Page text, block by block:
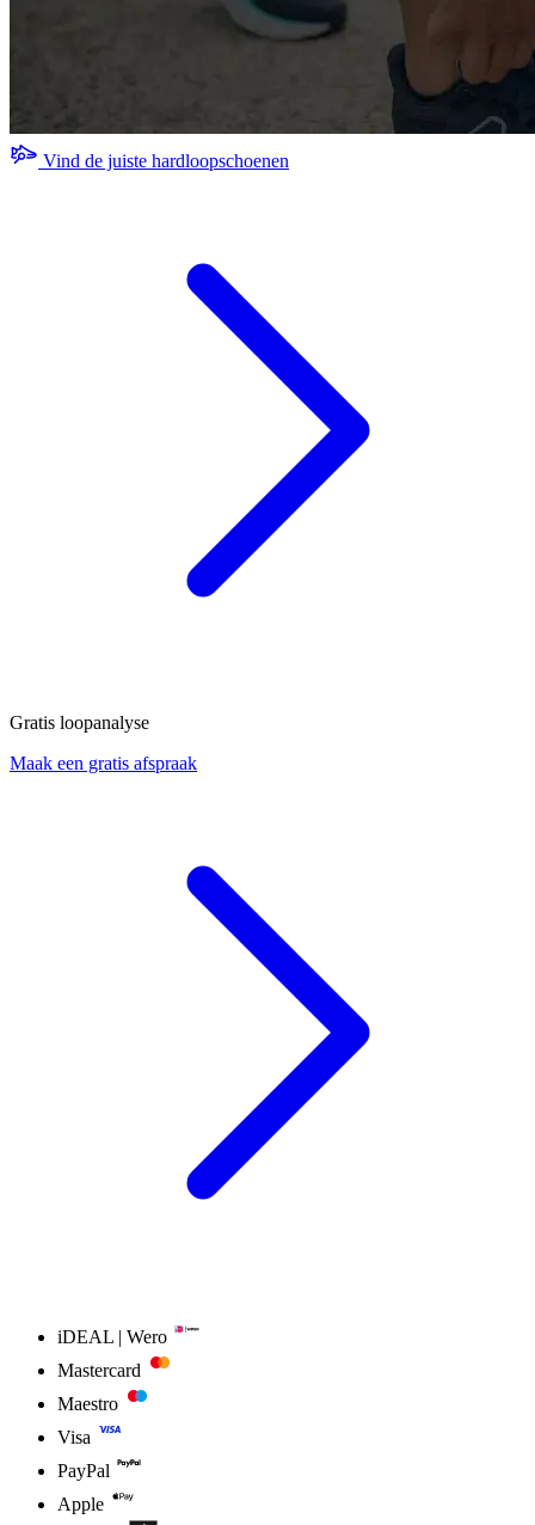
Vind de juiste hardloopschoenen
Gratis loopanalyse
Maak een gratis afspraak
iDEAL | Wero
Mastercard
Maestro
Visa
PayPal
Apple